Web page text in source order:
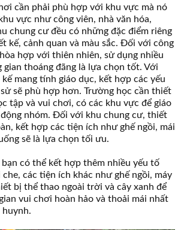
cần phải phù hợp với khu vực mà nó
vực như công viên, nhà văn hóa,
chung cư đều có những đặc điểm riêng
kế, cảnh quan và màu sắc. Đối với công
hợp với thiên nhiên, sử dụng nhiều
gian thoáng đãng là lựa chọn tốt. Với
mang tính giáo dục, kết hợp các yếu
sẽ phù hợp hơn. Trường học cần thiết
tập và vui chơi, có các khu vực để giáo
nhóm. Đối với khu chung cư, thiết
kết hợp các tiện ích như ghế ngồi, mái
sẽ là lựa chọn tối ưu.
có thể kết hợp thêm nhiều yếu tố
che, các tiện ích khác như ghế ngồi, máy
bị thể thao ngoài trời và cây xanh để
vui chơi hoàn hảo và thoải mái nhất
huynh.